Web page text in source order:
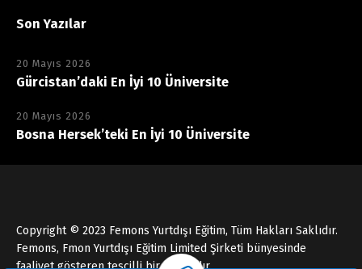
Son Yazılar
20 Mayıs 2026
Gürcistan’daki En İyi 10 Üniversite
20 Mayıs 2026
Bosna Hersek’teki En İyi 10 Üniversite
Copyright © 2023 Femons Yurtdışı Eğitim, Tüm Hakları Saklıdır.
Femons, Fmon Yurtdışı Eğitim Limited Şirketi bünyesinde
faaliyet gösteren tescilli bir markadır.